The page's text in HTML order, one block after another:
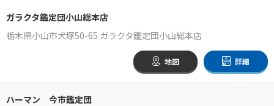
ガラクタ鑑定団小山総本店
栃木県小山市犬塚50-65 ガラクタ鑑定団小山総本店
地図 詳細
ハーマン 今市鑑定団